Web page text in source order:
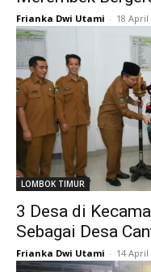
Frianka Dwi Utami - 18 April
LOMBOK TIMUR
3 Desa di
Sebagai Desa
Frianka Dwi Utami - 14 April